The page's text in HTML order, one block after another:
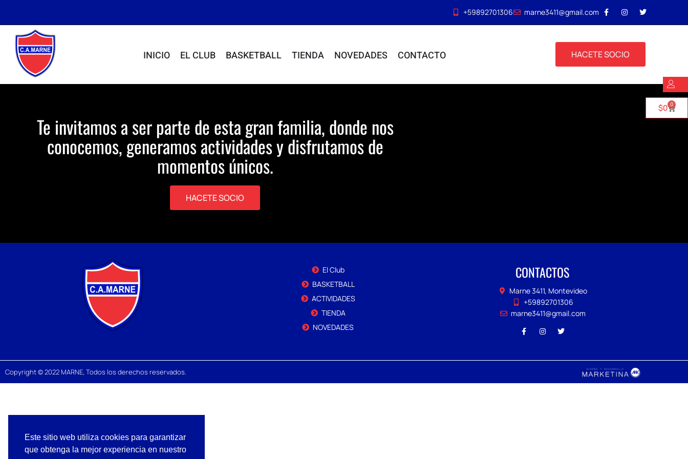
Este sitio web utiliza cookies para garantizar
que obtenga la mejor experiencia en nuestro
+59892701306 marne3411@gmail.com
INICIO EL CLUB BASKETBALL TIENDA NOVEDADES CONTACTO
$0 0
HACETE SOCIO
Te invitamos a ser parte de esta gran familia, donde nos
conocemos, generamos actividades y disfrutamos de
momentos únicos.
HACETE SOCIO
El Club
BASKETBALL
ACTIVIDADES
TIENDA
NOVEDADES
CONTACTOS
Marne 3411, Montevideo
+59892701306
marne3411@gmail.com
Copyright © 2022 MARNE, Todos los derechos reservados.